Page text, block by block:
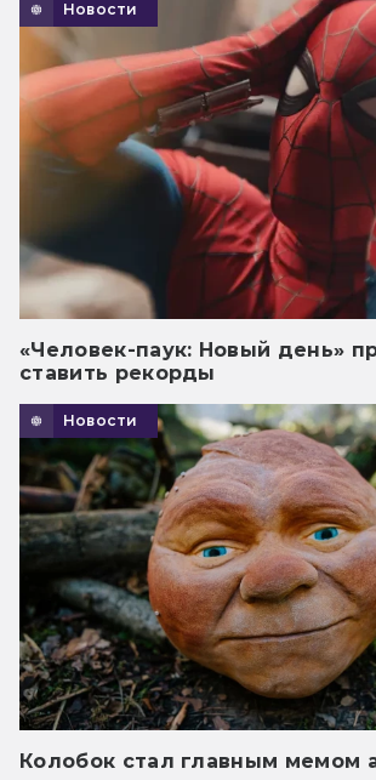
Новости
«Человек-паук: Новый день»
ставить рекорды
Новости
Колобок стал главным мемом